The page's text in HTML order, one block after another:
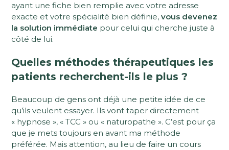
ayant une fiche bien remplie avec votre adresse
exacte et votre spécialité bien définie,vous devenez
la solution immédiate pour celui qui cherche juste à
côté de lui.
Quelles méthodes thérapeutiques les
patients recherchent-ils le plus ?
Beaucoup de gens ont déjà une petite idée de ce
qu’ils veulent essayer. Ils vont taper directement
« hypnose », « TCC » ou « naturopathe ». C’est pour ça
que je mets toujours en avant ma méthode
préférée. Mais attention, au lieu de faire un cours